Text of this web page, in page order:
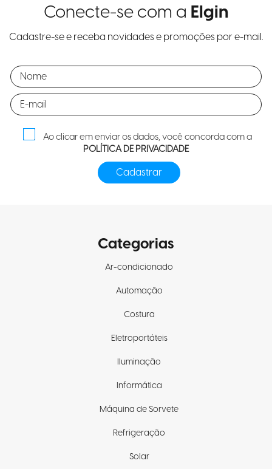
Conecte-se com a Elgin
Cadastre-se e receba novidades e promoções por e-mail.
Ao clicar em enviar os dados, você concorda com a
POLÍTICA DE PRIVACIDADE
Categorias
Ar-condicionado
Automação
Costura
Eletroportáteis
Iluminação
Informática
Máquina de Sorvete
Refrigeração
Solar